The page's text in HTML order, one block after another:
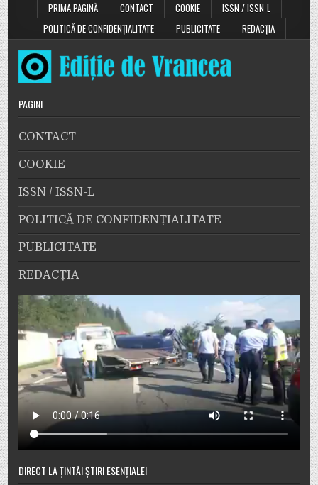
PRIMA PAGINĂ
CONTACT COOKIE
ISSN / ISSN-L
POLITICĂ DE CONFIDENȚIALITATE
PUBLICITATE REDACȚIA
PAGINI
CONTACT
COOKIE
ISSN / ISSN-L
POLITICĂ DE CONFIDENȚIALITATE
PUBLICITATE
REDACȚIA
DIRECT LA ȚINTĂ! ȘTIRI ESENȚIALE!